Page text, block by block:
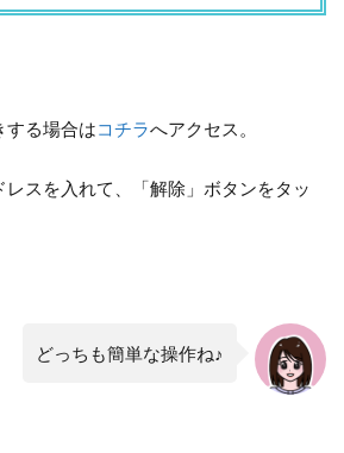
する場合はコチラへアクセス。
スを入れて、「解除」ボタンをタッ
どっちも簡単な操作ね♪